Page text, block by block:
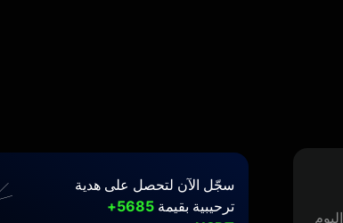
اليوم
سجّل الآن لتحصل على هدية
ترحيبية بقيمة
5685+